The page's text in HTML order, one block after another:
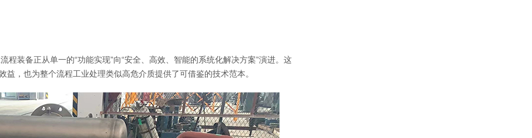
装备正从单一的“功能实现”向“安全、高效、智能的系统化解决方案”演进。这
，也为整个流程工业处理类似高危介质提供了可借鉴的技术范本。